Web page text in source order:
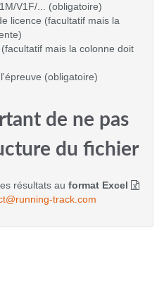
V1F/... (obligatoire)
licence (facultatif mais la
mais la colonne doit
(obligatoire)
de ne pas
du fichier
résultats au format Excel
track.com